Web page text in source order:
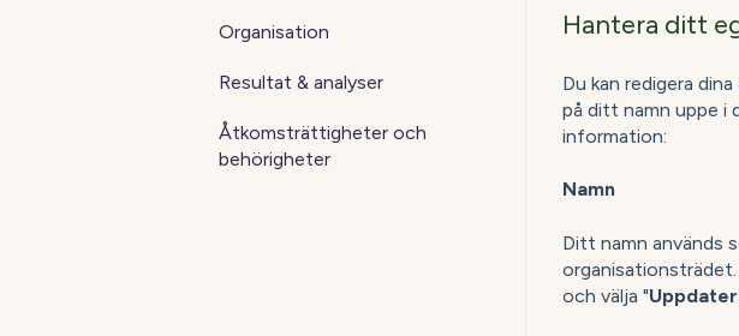
Hantera ditt
Du kan redigera
på ditt namn uppe i
information:
Namn
Ditt namn används
och välja "
Organisation
Resultat & analyser
Åtkomsträttigheter och
behörigheter